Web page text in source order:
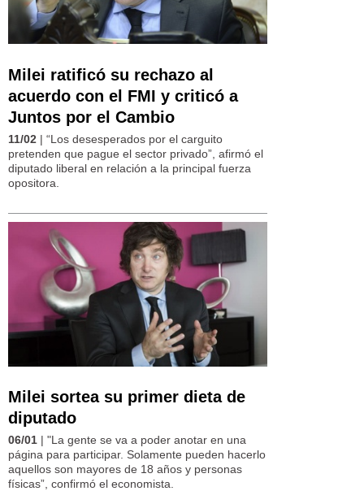
Milei ratificó su rechazo al
acuerdo con el FMI y criticó a
Juntos por el Cambio
11/02 | “Los desesperados por el carguito
pretenden que pague el sector privado”, afirmó el
diputado liberal en relación a la principal fuerza
opositora.
Milei sortea su primer dieta de
diputado
06/01 | "La gente se va a poder anotar en una
página para participar. Solamente pueden hacerlo
aquellos son mayores de 18 años y personas
físicas”, confirmó el economista.